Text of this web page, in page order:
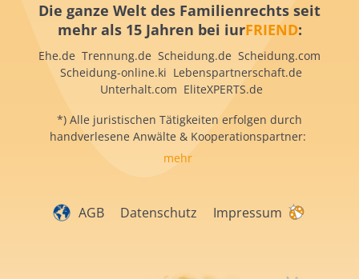
Die ganze Welt des Familienrechts seit
mehr als 15 Jahren bei iurFRIEND:
Ehe.de Trennung.de Scheidung.de Scheidung.com
Scheidung-online.ki Lebenspartnerschaft.de
Unterhalt.com EliteXPERTS.de
*) Alle juristischen Tätigkeiten erfolgen durch
handverlesene Anwälte & Kooperationspartner:
mehr
AGB Datenschutz Impressum